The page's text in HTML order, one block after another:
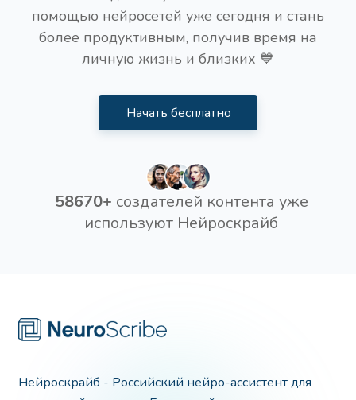
помощью нейросетей уже сегодня и стань
более продуктивным, получив время на
личную жизнь и близких 💙
Начать бесплатно
58670+ создателей контента уже
используют Нейроскрайб
Нейроскрайб - Российский нейро-ассистент для